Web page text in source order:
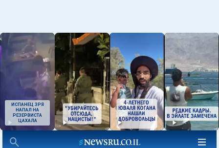
ИСПАНЕЦ ЗРЯ
НАПАЛ НА
РЕЗЕРВИСТА
ЦАХАЛА